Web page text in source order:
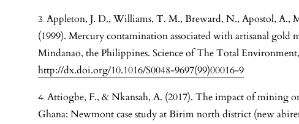
Appleton, J. D., Williams, T. M., Breward, N., Apostol, A.,
(1999). Mercury contamination associated with artisanal gold
Mindanao, the Philippines. Science of The Total
http://dx.doi.org/10.1016/S0048-9697(99)00016-9
Attiogbe, F., & Nkansah, A. (2017). The impact of mining
Ghana: Newmont case study at Birim north district (new